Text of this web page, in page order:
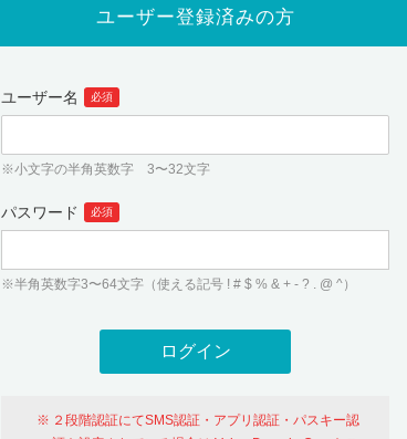
ユーザー登録済みの方
ユーザー名 必須
※小文字の半角英数字 3〜32文字
パスワード 必須
※半角英数字3〜64文字（使える記号 ! # $ % & + - ? . @ ^）
２段階認証にてSMS認証・アプリ認証・パスキー認